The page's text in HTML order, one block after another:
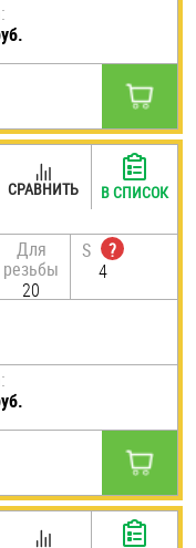
Для
резьбы
20
S
?
4
СРАВНИТЬ В СПИСОК